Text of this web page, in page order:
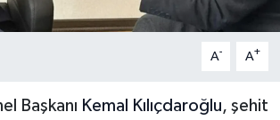
A- A+
Başkanı Kemal Kılıçdaroğlu, şehit